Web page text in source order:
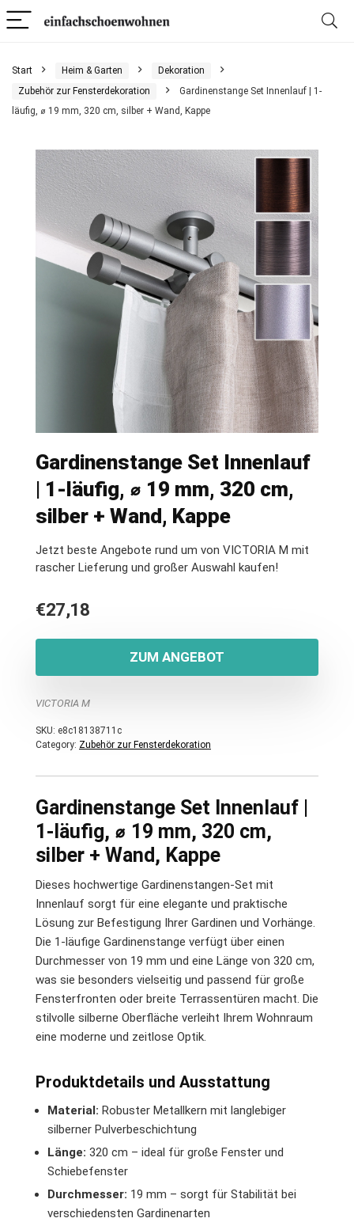
Start Heim & Garten
Dekoration
Zubehör zur Fensterdekoration
Gardinenstange Set Innenlauf | 1-
läufig, ⌀ 19 mm, 320 cm, silber + Wand, Kappe
Gardinenstange Set Innenlauf
| 1-läufig, ⌀ 19 mm, 320 cm,
silber + Wand, Kappe
Jetzt beste Angebote rund um von VICTORIA M mit
rascher Lieferung und großer Auswahl kaufen!
€27,18
ZUM ANGEBOT
VICTORIA M
SKU: e8c18138711c
Category: Zubehör zur Fensterdekoration
Gardinenstange Set Innenlauf |
1-läufig, ⌀ 19 mm, 320 cm,
silber + Wand, Kappe
Dieses hochwertige Gardinenstangen-Set mit
Innenlauf sorgt für eine elegante und praktische
Lösung zur Befestigung Ihrer Gardinen und Vorhänge.
Die 1-läufige Gardinenstange verfügt über einen
Durchmesser von 19 mm und eine Länge von 320 cm,
was sie besonders vielseitig und passend für große
Fensterfronten oder breite Terrassentüren macht. Die
stilvolle silberne Oberfläche verleiht Ihrem Wohnraum
eine moderne und zeitlose Optik.
Produktdetails und Ausstattung
Material: Robuster Metallkern mit langlebiger
silberner Pulverbeschichtung
Länge: 320 cm – ideal für große Fenster und
Schiebefenster
Durchmesser: 19 mm – sorgt für Stabilität bei
verschiedensten Gardinenarten